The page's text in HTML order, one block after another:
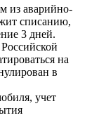
из аварийно-
списанию,
3 дней.
на
в
учет